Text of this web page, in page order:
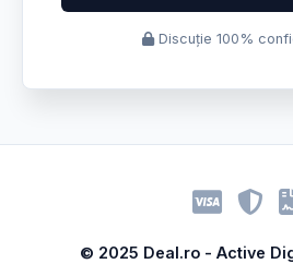
Discuție 100%
© 2025 Deal.ro - Active